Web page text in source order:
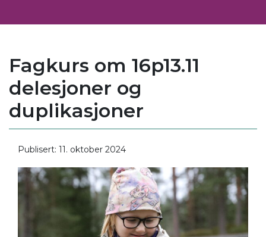
Fagkurs om 16p13.11
delesjoner og
duplikasjoner
Publisert: 11. oktober 2024